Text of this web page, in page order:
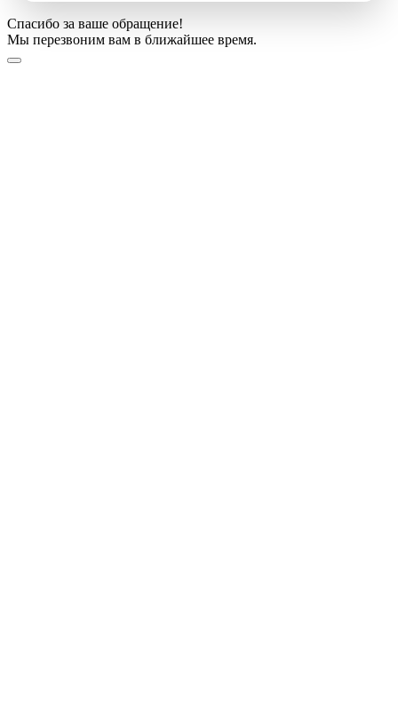
Спасибо за ваше обращение!
Мы перезвоним вам в ближайшее время.